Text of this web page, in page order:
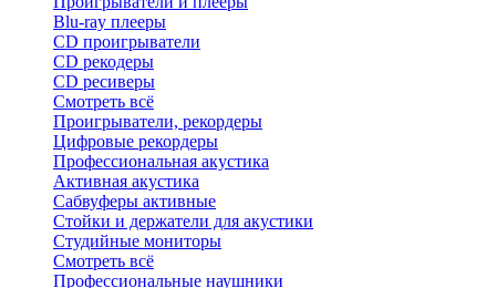
Blu-ray плееры
CD проигрыватели
CD рекодеры
CD ресиверы
Смотреть всё
Проигрыватели, рекордеры
Цифровые рекордеры
Профессиональная акустика
Активная акустика
Сабвуферы активные
Стойки и держатели для акустики
Студийные мониторы
Смотреть всё
Профессиональные наушники